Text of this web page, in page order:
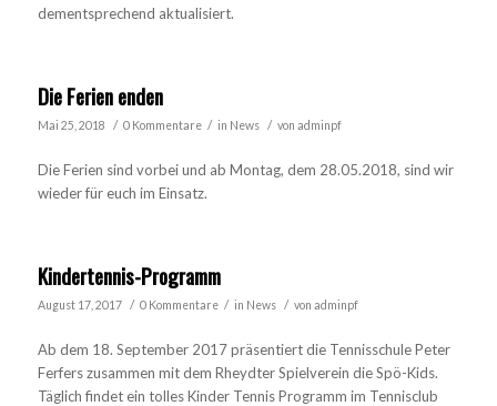
dementsprechend aktualisiert.
Die Ferien enden
Mai 25, 2018 / 0 Kommentare / in News / von adminpf
Die Ferien sind vorbei und ab Montag, dem 28.05.2018, sind wir
wieder für euch im Einsatz.
Kindertennis-Programm
August 17, 2017 / 0 Kommentare / in News / von adminpf
Ab dem 18. September 2017 präsentiert die Tennisschule Peter
Ferfers zusammen mit dem Rheydter Spielverein die Spö-Kids.
Täglich findet ein tolles Kinder Tennis Programm im Tennisclub